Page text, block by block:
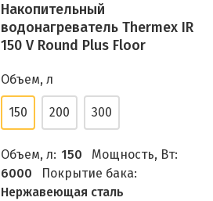
Накопительный
водонагреватель Thermex IR
150 V Round Plus Floor
Объем, л
150 200 300
Объем, л: 150
Мощность, Вт:
6000
Покрытие бака:
Нержавеющая сталь